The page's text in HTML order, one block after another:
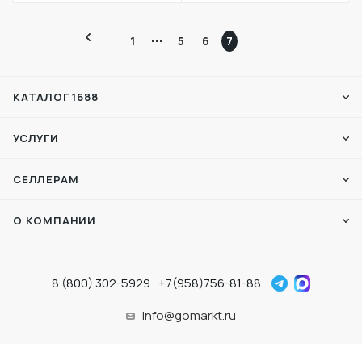
1 5 6 7
КАТАЛОГ 1688
УСЛУГИ
СЕЛЛЕРАМ
О КОМПАНИИ
8 (800) 302-5929 +7(958)756-81-88
info@gomarkt.ru